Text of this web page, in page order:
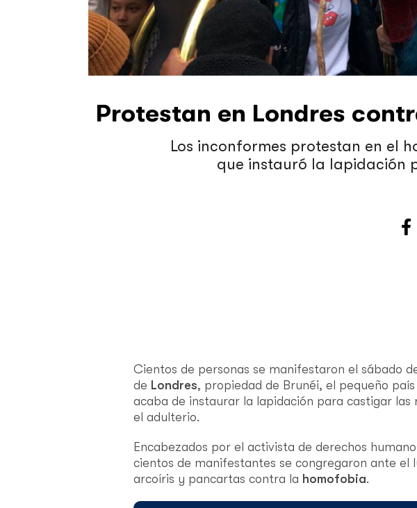
Protestan en Londres
Los inconformes protestan en el
que instauró la lapidación
Cientos de personas se manifestaron el sábado
de Londres, propiedad de Brunéi, el pequeño
acaba de instaurar la lapidación para castigar las
el adulterio.
Encabezados por el activista de derechos
cientos de manifestantes se congregaron ante el
arcoíris y pancartas contra la homofobia.